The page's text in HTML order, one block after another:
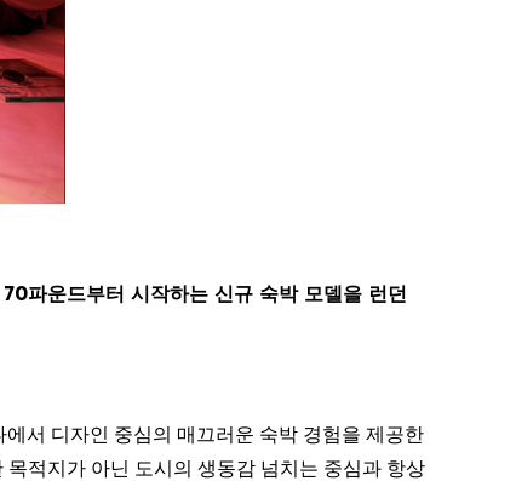
파운드부터 시작하는 신규 숙박 모델을 런던
서 디자인 중심의 매끄러운 숙박 경험을 제공한
적지가 아닌 도시의 생동감 넘치는 중심과 항상